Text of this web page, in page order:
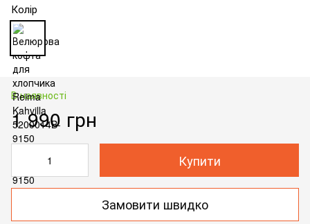
Колір
В наявності
1 990 грн
Купити
Замовити швидко